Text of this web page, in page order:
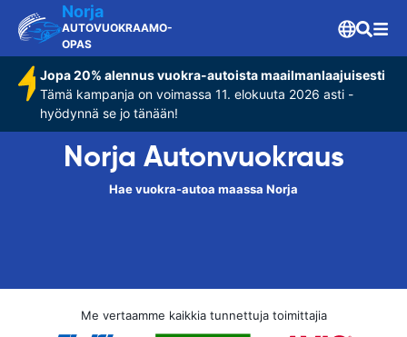
Norja
AUTOVUOKRAAMO-
OPAS
Jopa 20% alennus vuokra-autoista maailmanlaajuisesti
Tämä kampanja on voimassa 11. elokuuta 2026 asti -
hyödynnä se jo tänään!
Norja Autonvuokraus
Hae vuokra-autoa maassa Norja
Me vertaamme kaikkia tunnettuja toimittajia